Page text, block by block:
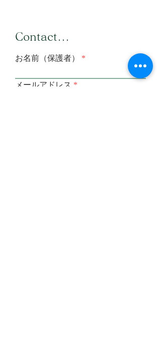
​Contact...
お名前（保護者）
メールアドレス